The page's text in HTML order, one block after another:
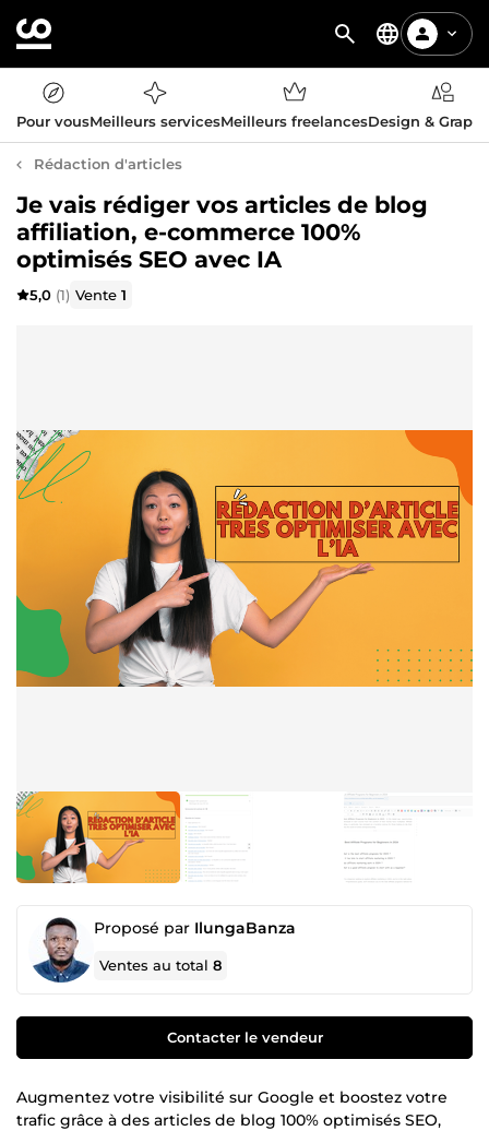
Pour vousMeilleurs servicesMeilleurs freelancesDesign &
Rédaction d'articles
Je vais rédiger vos articles de blog
affiliation, e-commerce 100%
optimisés SEO avec IA
5,0 (1) Vente1
Proposé par IlungaBanza
Ventes au total8
Contacter le vendeur
Augmentez votre visibilité sur Google et boostez votre
trafic grâce à des articles de blog 100% optimisés SEO,